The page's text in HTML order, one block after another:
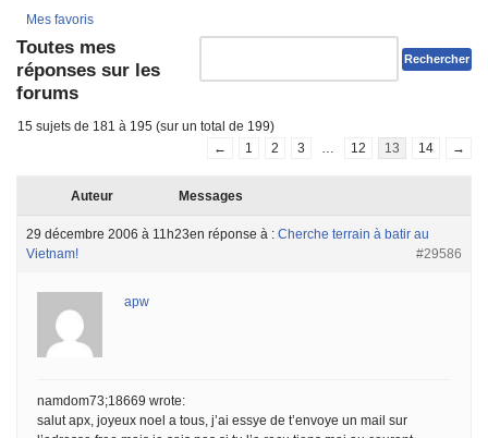
Mes favoris
Toutes mes
réponses sur les
forums
15 sujets de 181 à 195 (sur un total de 199)
←
1 2 3 12 13 14 →
Auteur Messages
29 décembre 2006 à 11h23en réponse à : Cherche terrain à batir au
Vietnam!
#29586
apw
namdom73;18669 wrote:
salut apx, joyeux noel a tous, j’ai essye de t’envoye un mail sur